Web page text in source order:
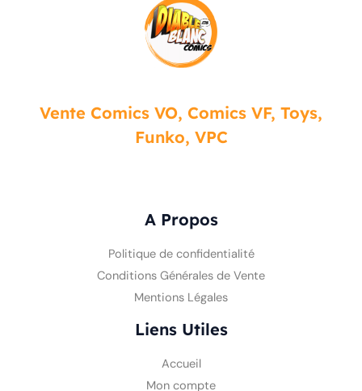
Vente Comics VO, Comics VF, Toys,
Funko, VPC
A Propos
Politique de confidentialité
Conditions Générales de Vente
Mentions Légales
Liens Utiles
Accueil
Mon compte